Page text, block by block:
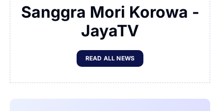
Sanggra Mori Korowa -
JayaTV
READ ALL NEWS